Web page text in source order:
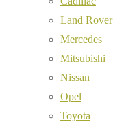
Land Rover
Mercedes
Mitsubishi
Nissan
Opel
Toyota